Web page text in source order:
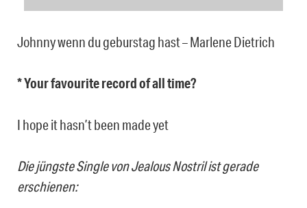
Johnny wenn du geburstag hast – Marlene Dietrich
* Your favourite record of all time?
I hope it hasn’t been made yet
Die jüngste Single von Jealous Nostril ist gerade
erschienen: